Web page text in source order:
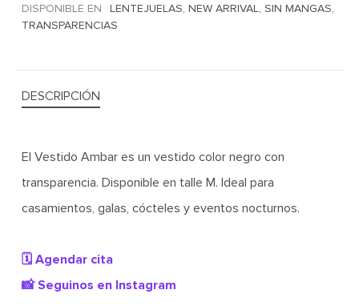
DISPONIBLE EN
LENTEJUELAS, NEW ARRIVAL, SIN MANGAS,
TRANSPARENCIAS
DESCRIPCIÓN
El Vestido Ambar es un vestido color negro con
transparencia. Disponible en talle M. Ideal para
casamientos, galas, cócteles y eventos nocturnos.
🗓️ Agendar cita
📸 Seguinos en Instagram